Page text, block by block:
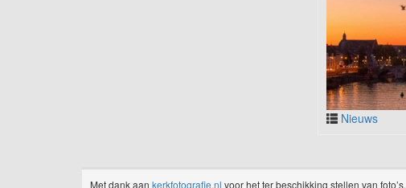
Nieuws
Met dank aan kerkfotografie.nl voor het ter beschikking stellen van foto’s.